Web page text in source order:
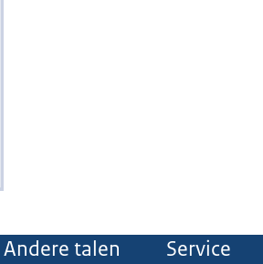
Andere talen Service